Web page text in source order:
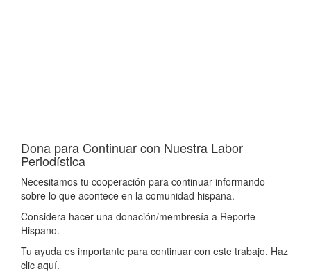
Dona para Continuar con Nuestra Labor
Periodística
Necesitamos tu cooperación para continuar informando
sobre lo que acontece en la comunidad hispana.
Considera hacer una donación/membresía a Reporte
Hispano.
Tu ayuda es importante para continuar con este trabajo. Haz
clic aquí.